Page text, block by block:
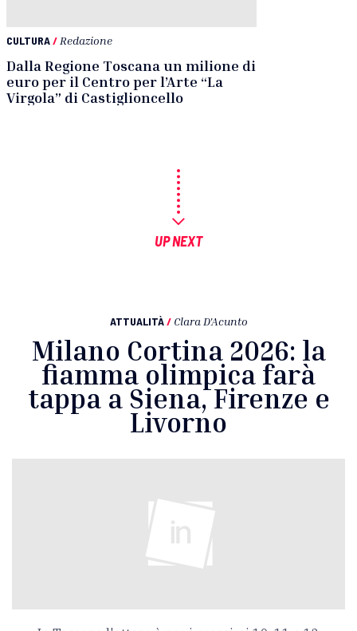
CULTURA/ Redazione
Dalla Regione Toscana un milione di
euro per il Centro per l’Arte “La
Virgola” di Castiglioncello
UP NEXT
ATTUALITÀ / Clara D'Acunto
Milano Cortina 2026: la
fiamma olimpica farà
tappa a Siena, Firenze e
Livorno